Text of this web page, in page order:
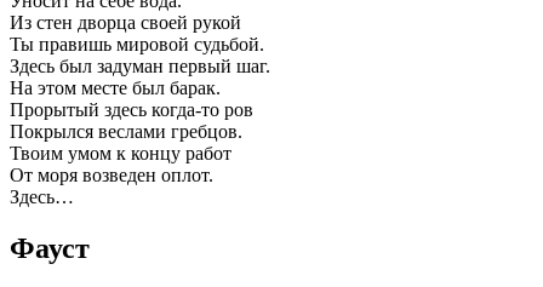
Из стен дворца своей рукой
Ты правишь мировой судьбой.
Здесь был задуман первый шаг.
На этом месте был барак.
Прорытый здесь когда-то ров
Покрылся веслами гребцов.
Твоим умом к концу работ
От моря возведен оплот.
Здесь…
Фауст